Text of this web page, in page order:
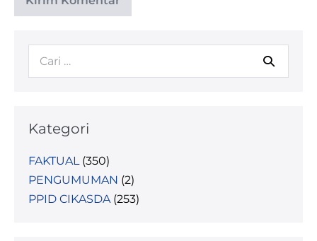
Kategori
FAKTUAL (350)
PENGUMUMAN (2)
PPID CIKASDA (253)